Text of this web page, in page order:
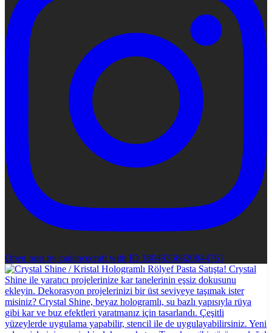
Open post by cadencecraft with ID 18049356820844761